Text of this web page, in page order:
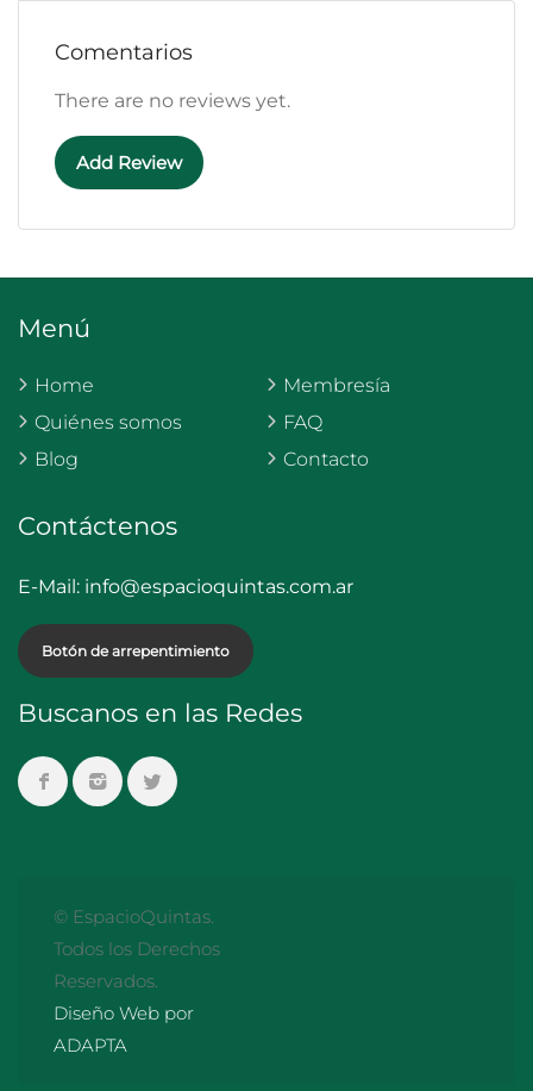
Comentarios
There are no reviews yet.
Add Review
Menú
Home
Quiénes somos
Blog
Membresía
FAQ
Contacto
Contáctenos
E-Mail: info@espacioquintas.com.ar
Botón de arrepentimiento
Buscanos en las Redes
© EspacioQuintas.
Todos los Derechos
Reservados.
Diseño Web por
ADAPTA